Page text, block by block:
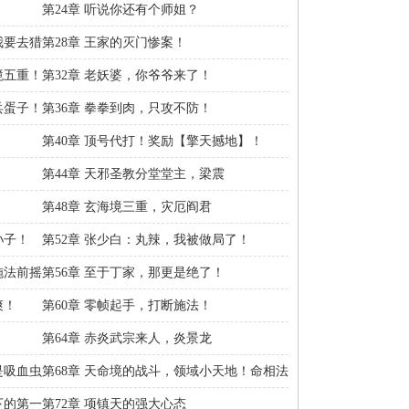
第24章 听说你还有个师姐？
要去猎第28章 王家的灭门惨案！
重！ 第32章 老妖婆，你爷爷来了！
子！ 第36章 拳拳到肉，只攻不防！
第40章 顶号代打！奖励【擎天撼地】！
第44章 天邪圣教分堂堂主，梁震
第48章 玄海境三重，灾厄阎君
！ 第52章 张少白：丸辣，我被做局了！
法前摇第56章 至于丁家，那更是绝了！
第60章 零帧起手，打断施法！
第64章 赤炎武宗来人，炎景龙
吸血虫第68章 天命境的战斗，领域小天地！命相法
身！
的第一第72章 项镇天的强大心态